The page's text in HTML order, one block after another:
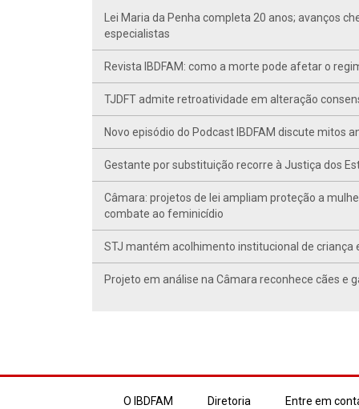
Lei Maria da Penha completa 20 anos; avanços
especialistas
Revista IBDFAM: como a morte pode afetar o
TJDFT admite retroatividade em alteração
Novo episódio do Podcast IBDFAM discute mitos
Gestante por substituição recorre à Justiça dos
Câmara: projetos de lei ampliam proteção a
combate ao feminicídio
STJ mantém acolhimento institucional de criança
Projeto em análise na Câmara reconhece cães e
O IBDFAM Diretoria Entre em